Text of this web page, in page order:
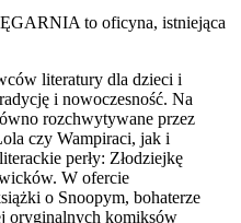
to oficyna, istniejąca
literatury dla dzieci i
i nowoczesność. Na
rozchwytywane przez
czy Wampiraci, jak i
perły: Złodziejkę
W ofercie
o Snoopym, bohaterze
oryginalnych komiksów